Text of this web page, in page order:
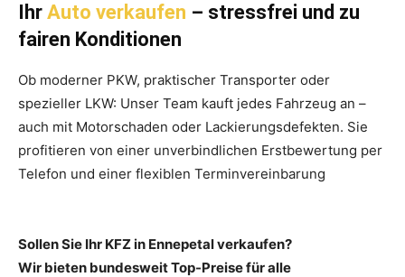
Ihr Auto verkaufen – stressfrei und zu
fairen Konditionen
Ob moderner PKW, praktischer Transporter oder
spezieller LKW: Unser Team kauft jedes Fahrzeug an –
auch mit Motorschaden oder Lackierungsdefekten. Sie
profitieren von einer unverbindlichen Erstbewertung per
Telefon und einer flexiblen Terminvereinbarung
Sollen Sie Ihr KFZ in Ennepetal verkaufen?
Wir bieten bundesweit Top-Preise für alle